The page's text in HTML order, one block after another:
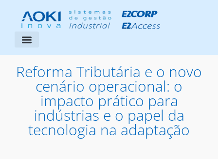
Reforma Tributária e o novo
cenário operacional: o
impacto prático para
indústrias e o papel da
tecnologia na adaptação